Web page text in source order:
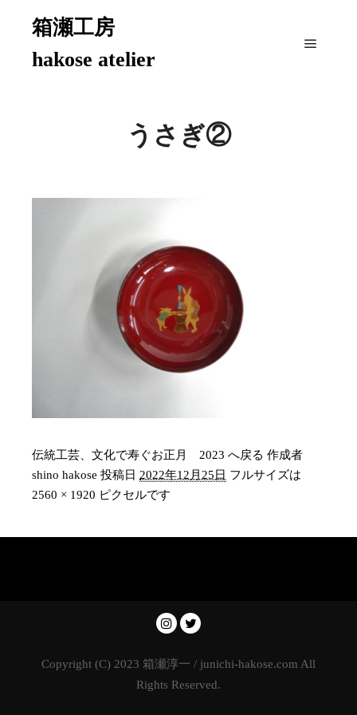
箱瀬工房
hakose atelier
うさぎ②
伝統工芸、文化で寿ぐお正月 2023 へ戻る 作成者
shino hakose 投稿日 2022年12月25日 フルサイズは
2560 × 1920 ピクセルです
Copyright (C) 2023 箱瀬淳一 / junichi-hakose.com All
Rights Reserved.